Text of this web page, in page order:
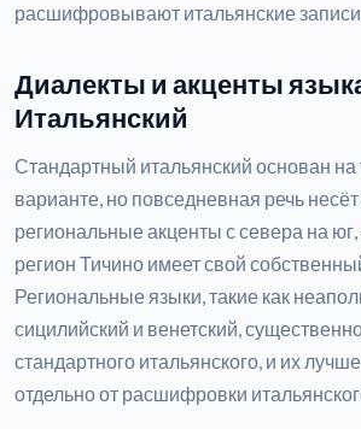
расшифровывают итальянские
Диалекты и акценты
Итальянский
Стандартный итальянский основан на
варианте, но повседневная речь
региональные акценты с севера на
регион Тичино имеет свой
Региональные языки, такие как
сицилийский и венетский,
стандартного итальянского, и их
отдельно от расшифровки